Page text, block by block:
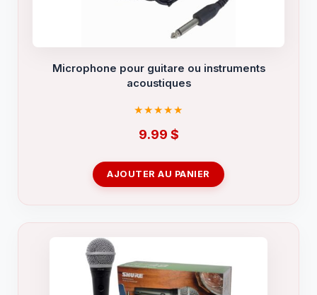
Microphone pour guitare ou instruments
acoustiques
9.99 $
AJOUTER AU PANIER